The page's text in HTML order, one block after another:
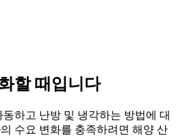
할 때입니다
하고 난방 및 냉각하는 방법에 대
수요 변화를 충족하려면 해양 산